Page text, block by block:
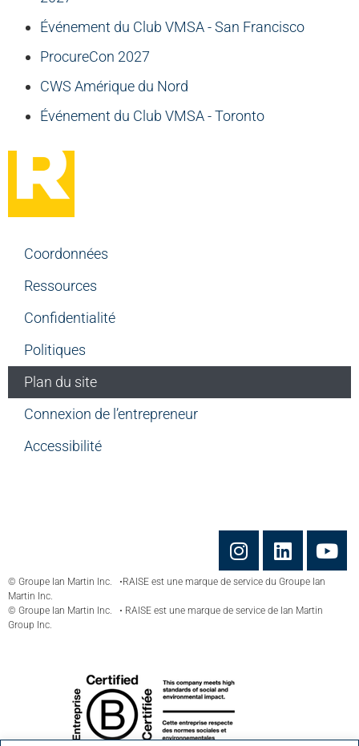
Événement du Club VMSA - San Francisco
ProcureCon 2027
CWS Amérique du Nord
Événement du Club VMSA - Toronto
Coordonnées
Ressources
Confidentialité
Politiques
Plan du site
Connexion de l’entrepreneur
Accessibilité
© Groupe Ian Martin Inc. •RAISE est une marque de service du Groupe Ian
Martin Inc.
© Groupe Ian Martin Inc. • RAISE est une marque de service de Ian Martin
Group Inc.